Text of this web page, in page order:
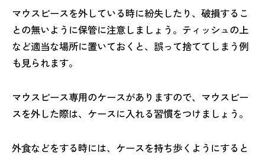
マウスピースを外している時に紛失したり、破損するこ
との無いように保管に注意しましょう。ティッシュの上
など適当な場所に置いておくと、誤って捨ててしまう例
も見られます。
マウスピース専用のケースがありますので、マウスピー
スを外した際は、ケースに入れる習慣をつけましょう。
外食などをする時には、ケースを持ち歩くようにすると